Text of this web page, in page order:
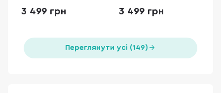
(NM011970858)
3 499 грн 3 499 грн
Переглянути усі (149)